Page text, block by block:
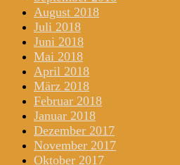
August 2018
Juli 2018
Juni 2018
Mai 2018
April 2018
März 2018
Februar 2018
Januar 2018
Dezember 2017
November 2017
Oktober 2017